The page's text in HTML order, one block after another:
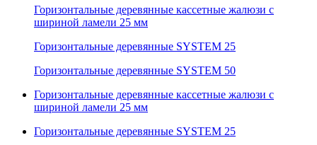
Горизонтальные деревянные кассетные жалюзи с
шириной ламели 25 мм
Горизонтальные деревянные SYSTEM 25
Горизонтальные деревянные SYSTEM 50
Горизонтальные деревянные кассетные жалюзи с
шириной ламели 25 мм
Горизонтальные деревянные SYSTEM 25